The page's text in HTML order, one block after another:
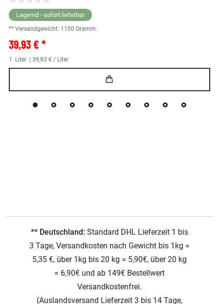
Lagernd - sofort lieferbar
** Versandgewicht: 1100 Gramm.
39,93 € *
1 Liter | 39,93 € / Liter
** Deutschland: Standard DHL Lieferzeit 1 bis
3 Tage, Versandkosten nach Gewicht bis 1kg =
5,35 €, über 1kg bis 20 kg = 5,90€, über 20 kg
= 6,90€ und ab 149€ Bestellwert
Versandkostenfrei.
(Auslandsversand Lieferzeit 3 bis 14 Tage,